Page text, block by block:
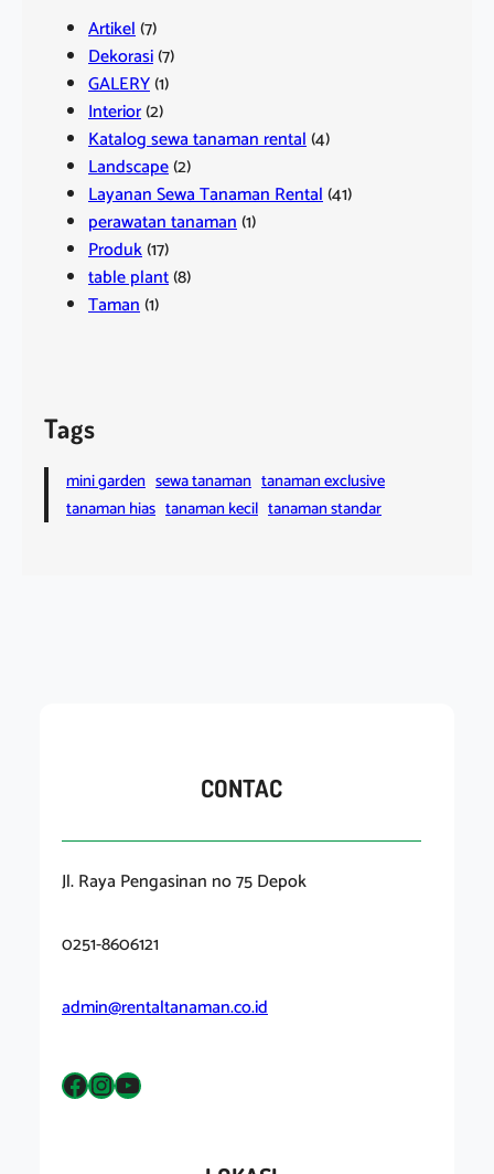
Artikel(7)
Dekorasi(7)
GALERY(1)
Interior(2)
Katalog sewa tanaman rental(4)
Landscape(2)
Layanan Sewa Tanaman Rental(41)
perawatan tanaman(1)
Produk(17)
table plant(8)
Taman(1)
Tags
mini garden sewa tanaman tanaman exclusive
tanaman hias tanaman kecil tanaman standar
CONTAC
Jl. Raya Pengasinan no 75 Depok
0251-8606121
admin@rentaltanaman.co.id
Facebook InstagramYouTube